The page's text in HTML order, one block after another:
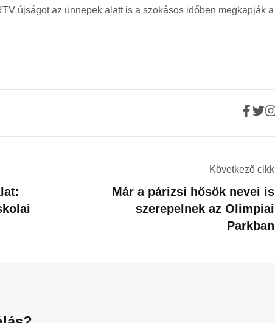
újságot az ünnepek alatt is a szokásos időben megkapják a
Következő cikk
Már a párizsi hősök nevei is
szerepelnek az Olimpiai
Parkban